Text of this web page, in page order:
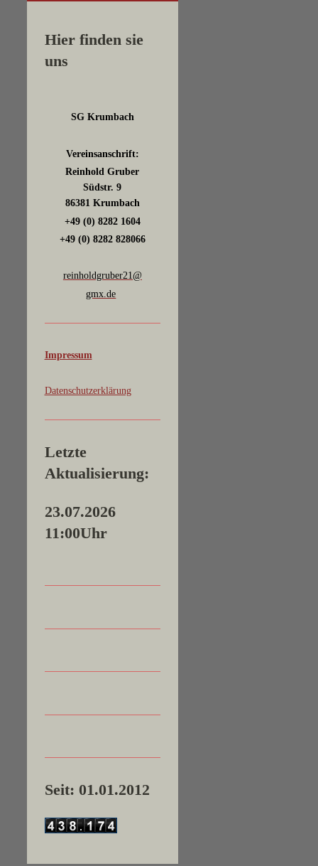
Hier finden sie
uns
SG Krumbach
Vereinsanschrift:
Reinhold Gruber
Südstr. 9
86381 Krumbach
+49 (0) 8282 1604
+49 (0) 8282 828066
reinholdgruber21@
gmx.de
Impressum
Datenschutzerklärung
Letzte
Aktualisierung:
23.07.2026
11:00Uhr
Seit: 01.01.2012